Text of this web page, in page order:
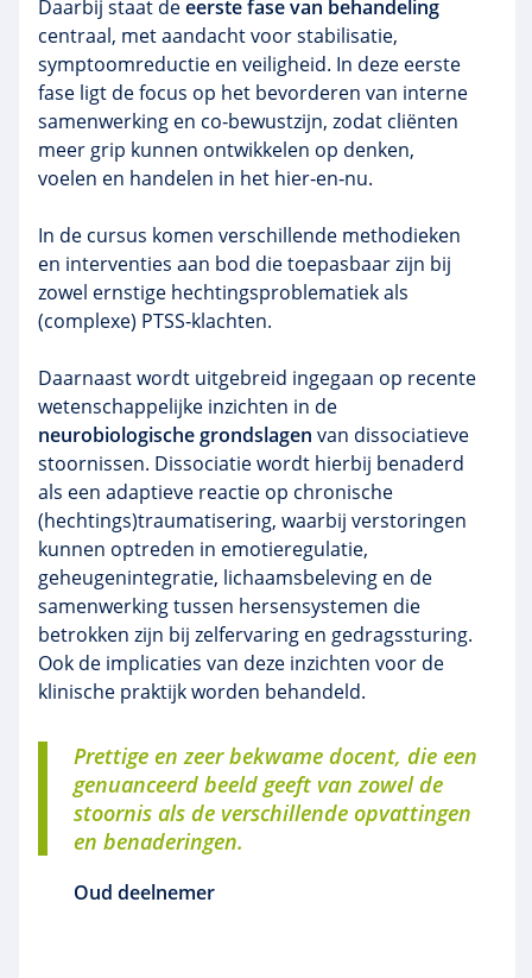
Daarbij staat deeerste fase van behandeling
centraal, met aandacht voor stabilisatie,
symptoomreductie en veiligheid. In deze eerste
fase ligt de focus op het bevorderen van interne
samenwerking en co‑bewustzijn, zodat cliënten
meer grip kunnen ontwikkelen op denken,
voelen en handelen in het hier‑en‑nu.
In de cursus komen verschillende methodieken
en interventies aan bod die toepasbaar zijn bij
zowel ernstige hechtingsproblematiek als
(complexe) PTSS‑klachten.
Daarnaast wordt uitgebreid ingegaan op recente
wetenschappelijke inzichten in de
neurobiologische grondslagen van dissociatieve
stoornissen. Dissociatie wordt hierbij benaderd
als een adaptieve reactie op chronische
(hechtings)traumatisering, waarbij verstoringen
kunnen optreden in emotieregulatie,
geheugenintegratie, lichaamsbeleving en de
samenwerking tussen hersensystemen die
betrokken zijn bij zelfervaring en gedragssturing.
Ook de implicaties van deze inzichten voor de
klinische praktijk worden behandeld.
Prettige en zeer bekwame docent, die een
genuanceerd beeld geeft van zowel de
stoornis als de verschillende opvattingen
en benaderingen.
Oud deelnemer